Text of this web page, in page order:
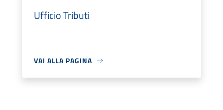
Ufficio Tributi
VAI ALLA PAGINA